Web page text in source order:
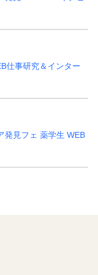
仕事研究＆インター
発見フェ 薬学生 WEB